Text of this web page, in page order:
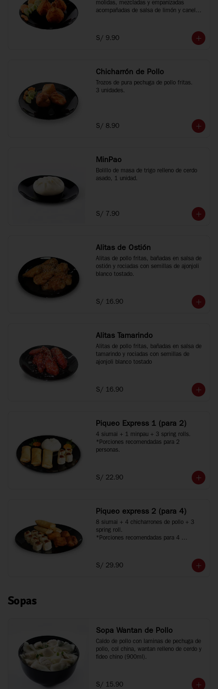
molidas, mezcladas y empanizadas
acompañadas de salsa de limón y canela
S/ 9.90
Chicharrón de Pollo
Trozos de pura pechuga de pollo fritas.
3 unidades.
S/ 8.90
MinPao
Bolillo de masa de trigo relleno de cerdo
asado, 1 unidad.
S/ 7.90
Alitas de Ostión
Alitas de pollo fritas, bañadas en salsa de
ostión y rociadas con semillas de ajonjoli
blanco tostado.
S/ 16.90
Alitas Tamarindo
Alitas de pollo fritas, bañadas en salsa de
tamarindo y rociadas con semillas de
ajonjoli blanco tostado
S/ 16.90
Piqueo Express 1 (para 2)
4 siumai + 1 minpau + 3 spring rolls.
*Porciones recomendadas para 2
personas.
S/ 22.90
Piqueo express 2 (para 4)
8 siumai + 4 chicharrones de pollo + 3
spring roll.
*Porciones recomendadas para 4
S/ 29.90
Sopas
Sopa Wantan de Pollo
Caldo de pollo con laminas de pechuga de
pollo, col china, wantan relleno de cerdo y
fideo chino (900ml).
S/ 15.90